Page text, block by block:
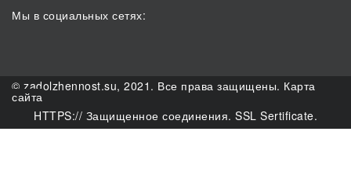
Мы в социальных сетях:
© zadolzhennost.su, 2021. Все права защищены. Карта
сайта
HTTPS:// Защищенное соединения. SSL Sertificate.